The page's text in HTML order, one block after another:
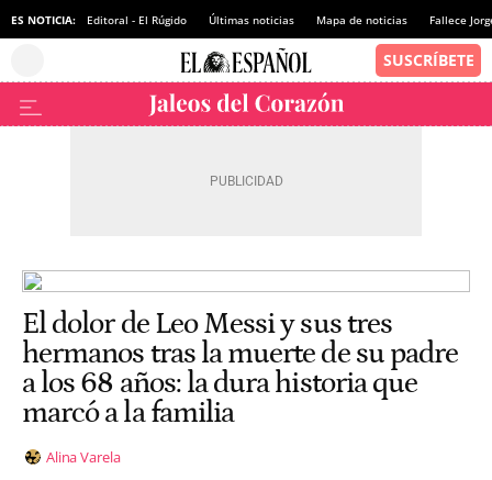
ES NOTICIA: Editoral - El Rúgido Últimas noticias Mapa de noticias Fallece
El dolor de Leo Messi y sus tres
hermanos tras la muerte de su padre
a los 68 años: la dura historia que
marcó a la familia
Alina Varela